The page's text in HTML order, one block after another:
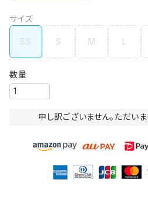
サイズ
SS S M
申し訳ございません。ただい